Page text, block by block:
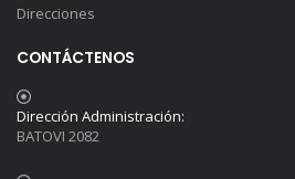
Direcciones
CONTÁCTENOS
Dirección Administración:
BATOVI 2082